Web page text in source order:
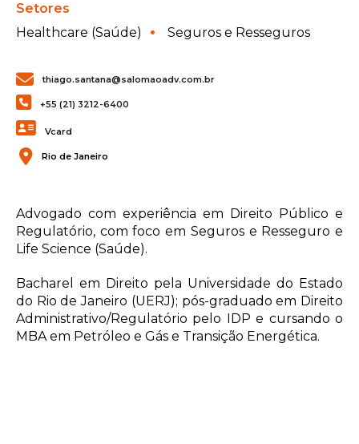
Setores
Healthcare (Saúde)
Seguros e Resseguros
thiago.santana@salomaoadv.com.br
+55 (21) 3212-6400
Vcard
Rio de Janeiro
Advogado com experiência em Direito Público e
Regulatório, com foco em Seguros e Resseguro e
Life Science (Saúde).
Bacharel em Direito pela Universidade do Estado
do Rio de Janeiro (UERJ); pós-graduado em Direito
Administrativo/Regulatório pelo IDP e cursando o
MBA em Petróleo e Gás e Transição Energética.